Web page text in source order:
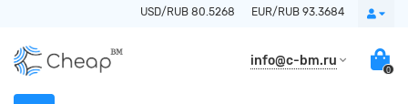
USD/RUB 80.5268 EUR/RUB 93.3684
info@c-bm.ru
0